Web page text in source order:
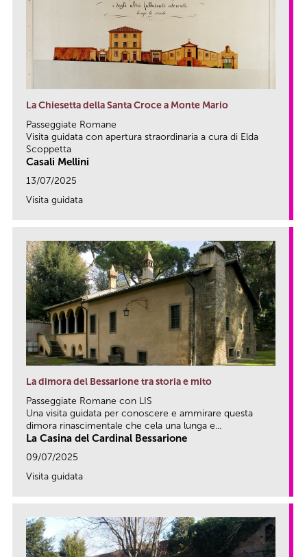
La Chiesetta della Santa Croce a Monte Mario
Passeggiate Romane
Visita guidata con apertura straordinaria a cura di Elda
Scoppetta
Casali Mellini
13/07/2025
Visita guidata
La dimora del Bessarione tra storia e mito
Passeggiate Romane con LIS
Una visita guidata per conoscere e ammirare questa
dimora rinascimentale che cela una lunga e...
La Casina del Cardinal Bessarione
09/07/2025
Visita guidata